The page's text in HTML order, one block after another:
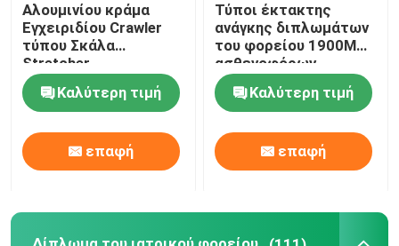
Ηλεκτρικά κρεβάτια εξέτασης
Χειρουργικός λειτουργών πίνακας
Μαιευτικό κρεβάτι
Υπομονετικό καροτσάκι μεταφοράς
Αλουμινίου κράμα
Εγχειριδίου Crawler
τύπου Σκάλα
Stretcher
αναδιπλούμενο
ελαφρύ για το
νοσοκομείο
μεταφορά ασθενών
Καλύτερη τιμή
επαφή
Τύποι έκτακτης
ανάγκης διπλωμάτων
του φορείου 1900MM
ασθενοφόρων
συσκευή πρώτων
βοηθειών 92cm
Καλύτερη τιμή
επαφή